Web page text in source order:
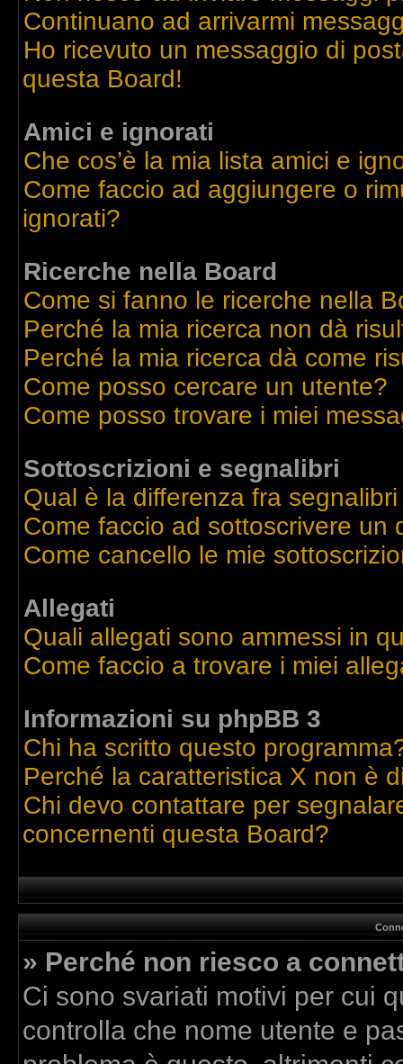
Continuano ad arrivarmi
Ho ricevuto un messaggio di
questa Board!
Amici e ignorati
Che cos’è la mia lista amici e
Come faccio ad aggiungere o
ignorati?
Ricerche nella Board
Come si fanno le ricerche nella
Perché la mia ricerca non dà
Perché la mia ricerca dà come
Come posso cercare un utente?
Come posso trovare i miei
Sottoscrizioni e segnalibri
Qual è la differenza fra
Come faccio ad sottoscrivere un
Come cancello le mie
Allegati
Quali allegati sono ammessi in
Come faccio a trovare i miei
Informazioni su phpBB 3
Chi ha scritto questo
Perché la caratteristica X non è
Chi devo contattare per
concernenti questa Board?
» Perché non riesco a
Ci sono svariati motivi per cui
controlla che nome utente e